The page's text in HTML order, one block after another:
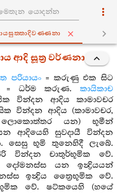
ආදි සූත්‍ර වර්ණනා
පරියායං= කරුණු එක සිට
= ධර්ම කරුණ. කායිකාච
වින්දන ආදිය කාමාවචර
වින්දන ආදිය (කාමාවචර,
ලොකොත්තර යන) භූමීන්
ආදියෙහි සුවදායී වින්දන
සෙසු භූමි තුනෙහිදී ලැබේ.
වින්දන චාතුර්භූමික වේ.
යන ඉන්‍ද්‍රියයන්
ඉන්‍ද්‍රිය ත්‍රෛභූමික වේ.
වේ. ෂට්කයෙහි (හයේ